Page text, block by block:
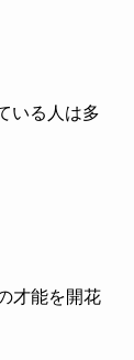
いる人は多
才能を開花